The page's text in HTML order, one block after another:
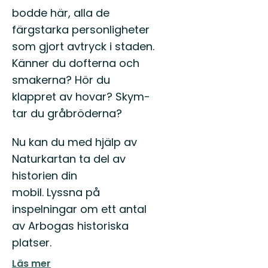
bodde här, alla de
färgstar­ka per­son­ligheter
som gjort avtryck i staden.
Kän­ner du dofter­na och
smak­er­na? Hör du
klap­pret av hov­ar? Skym­
tar du gråbröderna?
Nu kan du med hjälp av
Naturkartan ta del av
historien din
mobil. Lyssna på
inspelningar om ett antal
av Arbogas historiska
platser.
Läs mer